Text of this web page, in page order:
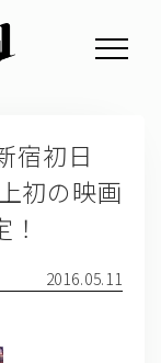
宿初日
初の映画
2016.05.11